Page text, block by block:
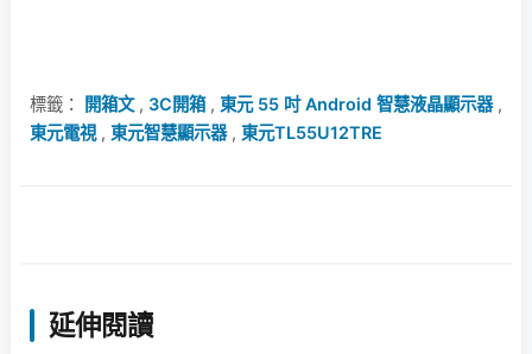
標籤： 開箱文, 3C開箱, 東元 55 吋 Android 智慧液晶顯示器,
東元電視 , 東元智慧顯示器, 東元TL55U12TRE
延伸閱讀